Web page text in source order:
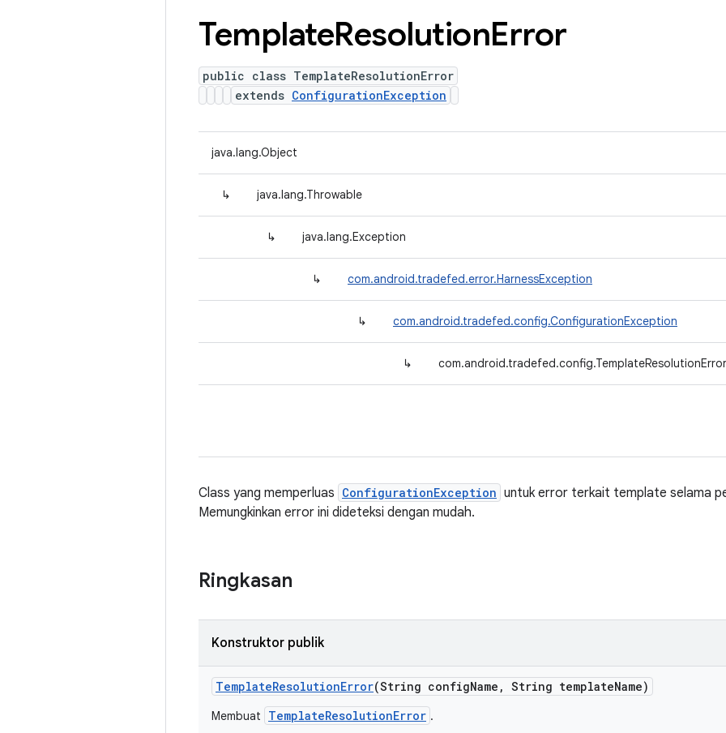
TemplateResolutionError
public class TemplateResolutionError
extends ConfigurationException
java.lang.Object
↳ java.lang.Throwable
↳ java.lang.Exception
↳ com.android.tradefed.error.HarnessException
↳ com.android.tradefed.config.ConfigurationException
↳ com.android.tradefed.config.TemplateResolutionError
Class yang memperluas ConfigurationException untuk error terkait template selama
Memungkinkan error ini dideteksi dengan mudah.
Ringkasan
Konstruktor publik
TemplateResolutionError(String configName , String templateName)
Membuat TemplateResolutionError .